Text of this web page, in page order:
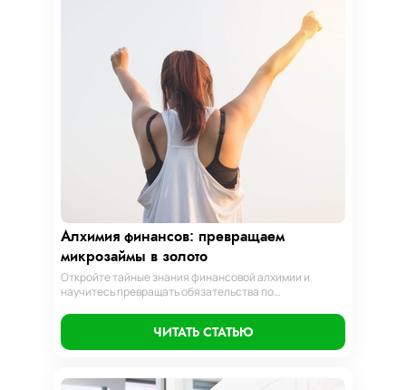
Алхимия финансов: превращаем
микрозаймы в золото
Откройте тайные знания финансовой алхимии и
научитесь превращать обязательства по
мир умного управления долгами с нашим
практическим руководством.
ЧИТАТЬ СТАТЬЮ